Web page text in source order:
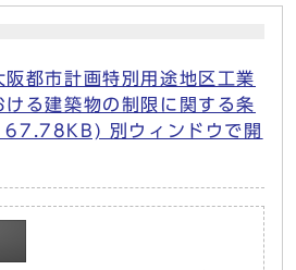
阪都市計画特別用途地区工業
ける建築物の制限に関する条
67.78KB) 別ウィンドウで開